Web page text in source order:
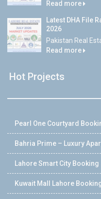
Read more
Latest DHA File
2026
Pakistan Real
Read more
Hot Projects
Pearl One Courtyard
Bahria Prime – Luxury
Lahore Smart City Booking
Kuwait Mall Lahore